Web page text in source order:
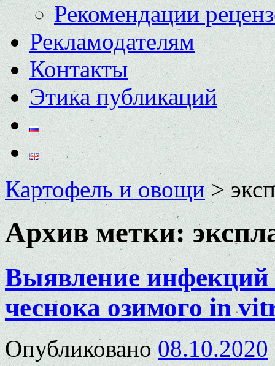
Рекомендации
Рекламодателям
Контакты
Этика публикаций
Картофель и овощи>
Архив метки:
Выявление инфекций
чеснока озимого in
Опубликовано 08.10.2020